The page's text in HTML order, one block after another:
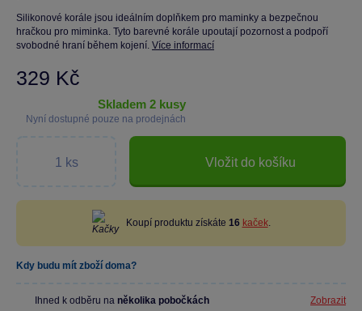
Silikonové korále jsou ideálním doplňkem pro maminky a bezpečnou
hračkou pro miminka. Tyto barevné korále upoutají pozornost a podpoří
svobodné hraní během kojení. Více informací
329 Kč
skladem 2 kusy
Nyní dostupné pouze na prodejnách
Vložit do košíku
Koupí produktu získáte 16 kaček.
Kdy budu mít zboží doma?
Ihned k odběru na několika pobočkách Zobrazit